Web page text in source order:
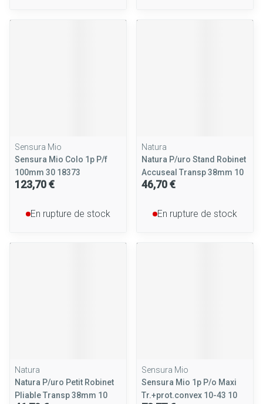
Sensura Mio
Sensura Mio Colo 1p P/f
100mm 30 18373
123,70 €
En rupture de stock
Natura
Natura P/uro Stand Robinet
Accuseal Transp 38mm 10
46,70 €
En rupture de stock
Natura
Natura P/uro Petit Robinet
Pliable Transp 38mm 10
Sensura Mio
Sensura Mio 1p P/o Maxi
Tr.+prot.convex 10-43 10